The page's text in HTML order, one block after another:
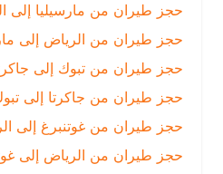
حجز طيران من مارسيليا إلى الرياض
حجز طيران من الرياض إلى مارسيليا
حجز طيران من تبوك إلى جاكرتا
|
حجز طيران من جاكرتا إلى تبوك
|
حجز طيران من غوتنبرغ إلى الرياض
حجز طيران من الرياض إلى غوتنبرغ